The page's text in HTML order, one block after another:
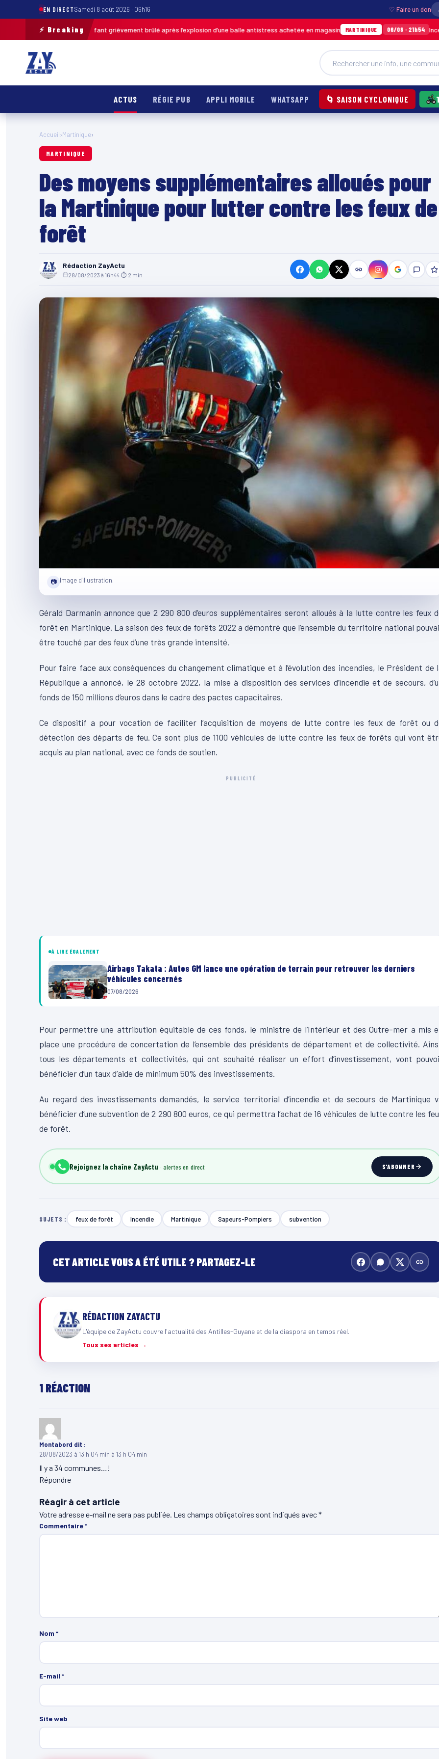
EN DIRECTSamedi 8 août 2026 · 06h16 ♡ Faire un don
⚡ Breaking
de-Calais : un enfant grièvement brûlé après l’explosion d’une balle antistress achetée en magasin MARTINIQUE 06/08 · 21h54 Incendie à
ACTUS RÉGIE PUB APPLI MOBILE WHATSAPP 🌀 SAISON CYCLONIQUE
Accueil›Martinique›
MARTINIQUE
Des moyens supplémentaires alloués pour
la Martinique pour lutter contre les feux de
forêt
Rédaction ZayActu
28/08/2023 à 16h44 ⏱ 2 min
📷 Image d'illustration.
Gérald Darmanin annonce que 2 290 800 d’euros supplémentaires seront alloués à la lutte contre les feux
forêt en Martinique. La saison des feux de forêts 2022 a démontré que l’ensemble du territoire national
être touché par des feux d’une très grande intensité.
Pour faire face aux conséquences du changement climatique et à l’évolution des incendies, le Président de
République a annoncé, le 28 octobre 2022, la mise à disposition des services d’incendie et de secours,
fonds de 150 millions d’euros dans le cadre des pactes capacitaires.
Ce dispositif a pour vocation de faciliter l’acquisition de moyens de lutte contre les feux de forêt ou
détection des départs de feu. Ce sont plus de 1100 véhicules de lutte contre les feux de forêts qui vont
acquis au plan national, avec ce fonds de soutien.
PUBLICITÉ
À LIRE ÉGALEMENT
Airbags Takata : Autos GM lance une opération de terrain pour retrouver les derniers
véhicules concernés
07/08/2026
Pour permettre une attribution équitable de ces fonds, le ministre de l’Intérieur et des Outre-mer a mis
place une procédure de concertation de l’ensemble des présidents de département et de collectivité.
tous les départements et collectivités, qui ont souhaité réaliser un effort d’investissement, vont
bénéficier d’un taux d’aide de minimum 50% des investissements.
Au regard des investissements demandés, le service territorial d’incendie et de secours de Martinique
bénéficier d’une subvention de 2 290 800 euros, ce qui permettra l’achat de 16 véhicules de lutte contre les
de forêt.
Rejoignez la chaîne ZayActu S'ABONNER
SUJETS : feux de forêt Incendie Martinique Sapeurs-Pompiers subvention
CET ARTICLE VOUS A ÉTÉ UTILE ? PARTAGEZ-LE
RÉDACTION ZAYACTU
L'équipe de ZayActu couvre l'actualité des Antilles-Guyane et de la diaspora en temps réel.
Tous ses articles →
1 RÉACTION
Montabord dit :
28/08/2023 à 13 h 04 min à 13 h 04 min
Il y a 34 communes…!
Répondre
Réagir à cet article
Votre adresse e-mail ne sera pas publiée. Les champs obligatoires sont indiqués avec*
Commentaire*
Nom *
E-mail *
Site web